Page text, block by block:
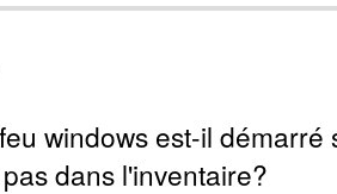
windows est-il démarré
dans l'inventaire?